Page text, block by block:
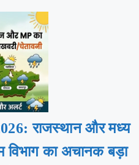
राजस्थान और मध्य
का अचानक बड़ा